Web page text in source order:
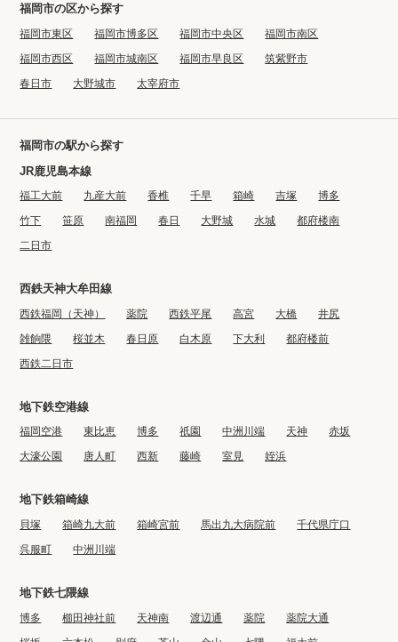
福岡市の区から探す
福岡市東区 福岡市博多区 福岡市中央区
福岡市南区
福岡市西区
福岡市城南区 福岡市早良区
筑紫野市
春日市
大野城市 太宰府市
福岡市の駅から探す
JR鹿児島本線
福工大前 九産大前 香椎 千早 箱崎 吉塚
博多
竹下
笹原 南福岡 春日 大野城 水城
都府楼南
二日市
西鉄天神大牟田線
西鉄福岡（天神） 薬院 西鉄平尾 高宮 大橋
井尻
雑餉隈
桜並木 春日原 白木原 下大利
都府楼前
西鉄二日市
地下鉄空港線
福岡空港 東比恵 博多 祇園 中洲川端 天神
赤坂
大濠公園
唐人町 西新 藤崎 室見 姪浜
地下鉄箱崎線
貝塚 箱崎九大前 箱崎宮前 馬出九大病院前
千代県庁口
呉服町
中洲川端
地下鉄七隈線
博多 櫛田神社前 天神南 渡辺通 薬院
薬院大通